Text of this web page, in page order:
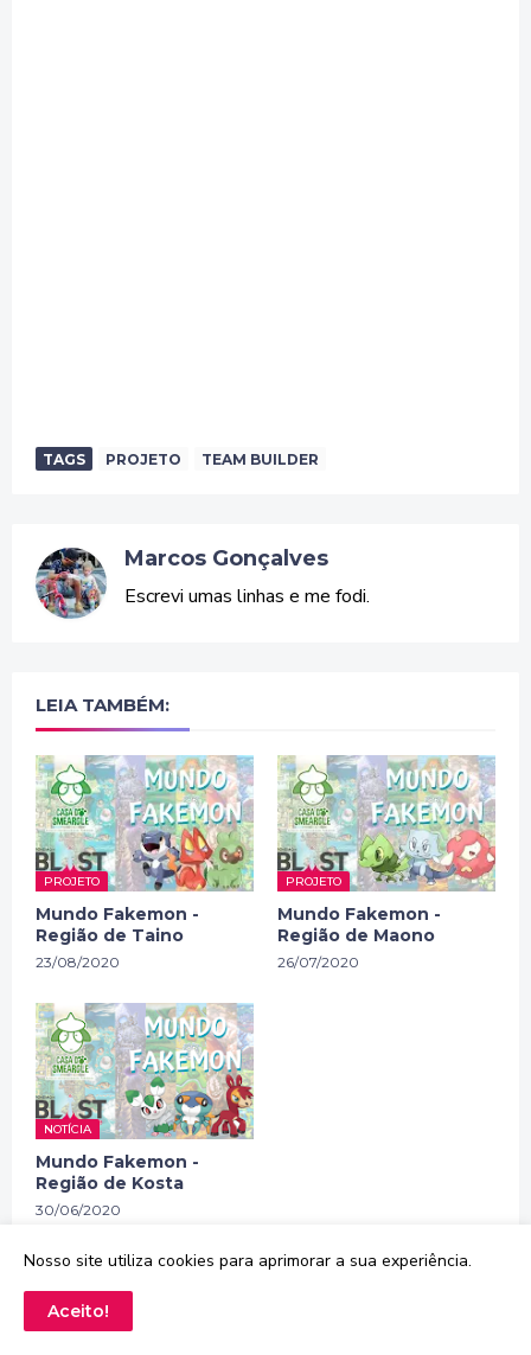
TAGS PROJETO TEAM BUILDER
Marcos Gonçalves
Escrevi umas linhas e me fodi.
LEIA TAMBÉM:
PROJETO
Mundo Fakemon -
Região de Taino
23/08/2020
PROJETO
Mundo Fakemon -
Região de Maono
26/07/2020
NOTÍCIA
Mundo Fakemon -
Região de Kosta
30/06/2020
Nosso site utiliza cookies para aprimorar a sua experiência.
Aceito!